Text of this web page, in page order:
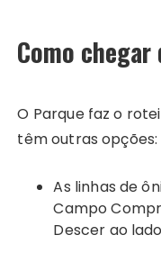
Como
O Parque faz o
têm outras opções:
As linhas de
Campo
Descer ao